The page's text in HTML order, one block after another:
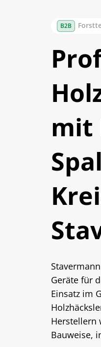
mit
Geräte für
Einsatz im
Herstellern
Bauweise,